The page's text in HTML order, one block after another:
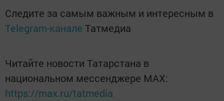
Следите за самым важным и интересным в
Telegram-канале Татмедиа
Читайте новости Татарстана в
национальном мессенджере MАХ:
https://max.ru/tatmedia